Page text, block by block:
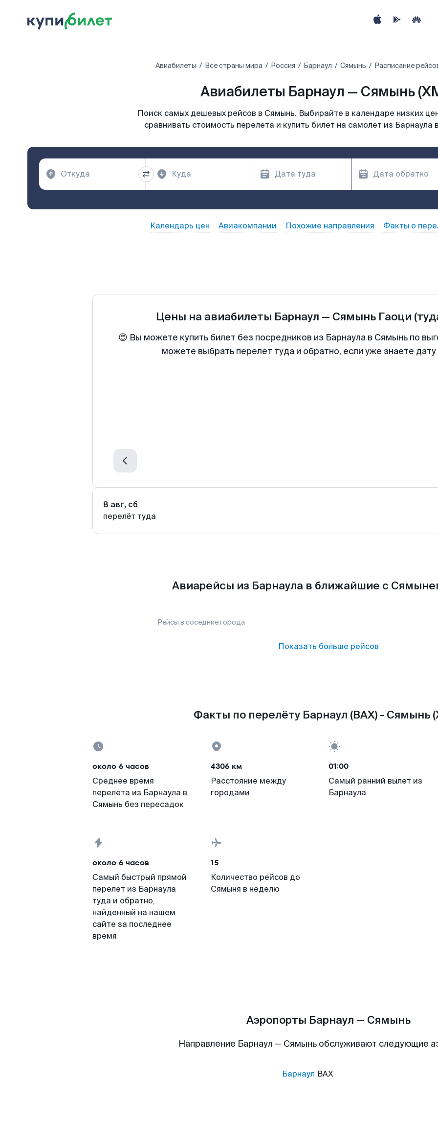
Авиабилеты Все страны мира Россия Барнаул Сямынь Расписание
Авиабилеты Барнаул — Сямынь
Поиск самых дешевых рейсов в Сямынь. Выбирайте в календаре низких
сравнивать стоимость перелета и купить билет на самолет из Барнаула
Календарь цен Авиакомпании Похожие направления Факты о
Цены на авиабилеты Барнаул — Сямынь Гаоци
😍 Вы можете купить билет без посредников из Барнаула в Сямынь по
можете выбрать перелет туда и обратно, если уже знаете
8 авг, сб
перелёт туда
Авиарейсы из Барнаула в ближайшие с
Рейсы в соседние города
Показать больше рейсов
Факты по перелёту Барнаул (BAX) - Сямынь
около 6 часов
Среднее время
перелета из Барнаула в
Сямынь без пересадок
4306 км
Расстояние между
городами
01:00
Самый ранний вылет из
Барнаула
около 6 часов
Самый быстрый прямой
перелет из Барнаула
туда и обратно,
найденный на нашем
сайте за последнее
время
15
Количество рейсов до
Сямыня в неделю
Аэропорты Барнаул — Сямынь
Направление Барнаул — Сямынь обслуживают следующие
Барнаул BAX